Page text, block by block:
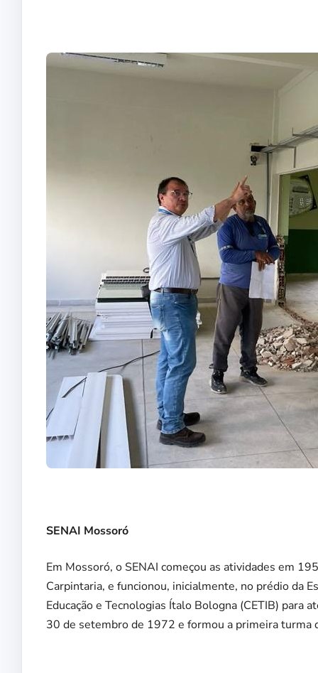
SENAI Mossoró
Em Mossoró, o SENAI começou as atividades em
Carpintaria, e funcionou, inicialmente, no prédio da
Educação e Tecnologias Ítalo Bologna (CETIB) para
30 de setembro de 1972 e formou a primeira turma